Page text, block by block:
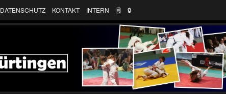
DATENSCHUTZ KONTAKT INTERN 🗒 🔒︎